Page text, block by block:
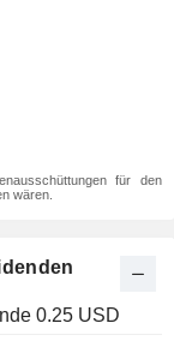
für den
wären.
0.25 USD